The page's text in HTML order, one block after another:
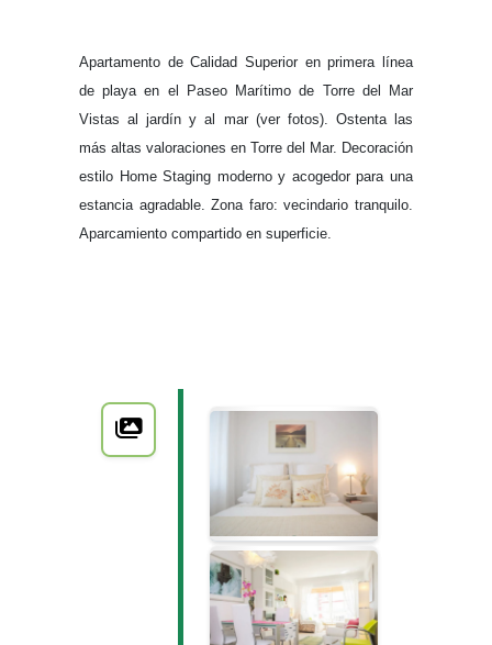
Sectores
Artesanía
Empresas de subtropicales
Apartamento de Calidad Superior en primera línea
de playa en el Paseo Marítimo de Torre del Mar
Vistas al jardín y al mar (ver fotos). Ostenta las
más altas valoraciones en Torre del Mar. Decoración
estilo Home Staging moderno y acogedor para una
estancia agradable. Zona faro: vecindario tranquilo.
Aparcamiento compartido en superficie.